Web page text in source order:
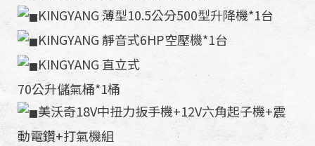
KINGYANG 薄型10.5公分500型升降機*1台
KINGYANG 靜音式6HP空壓機*1台
KINGYANG 直立式
70公升儲氣桶*1桶
美沃奇18V中扭力扳手機+12V六角起子機+震
動電鑽+打氣機組